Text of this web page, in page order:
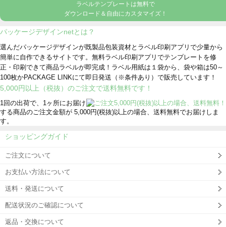
ラベルテンプレートは無料で
ダウンロード＆自由にカスタマイズ！
パッケージデザインnetとは？
選んだパッケージデザインが既製品包装資材とラベル印刷アプリで少量から
簡単に自作できるサイトです。無料ラベル印刷アプリでテンプレートを修
正・印刷できて商品ラベルが即完成！ラベル用紙は１袋から、袋や箱は50～
100枚かPACKAGE LINKにて即日発送 （※条件あり） で販売しています！
5,000円以上（税抜）のご注文で送料無料です！
1回の出荷で、1ヶ所にお届け
する商品のご注文金額が 5,000円(税抜)以上の場合、送料無料でお届けしま
す。
ショッピングガイド
ご注文について
お支払い方法について
送料・発送について
配送状況のご確認について
返品・交換について